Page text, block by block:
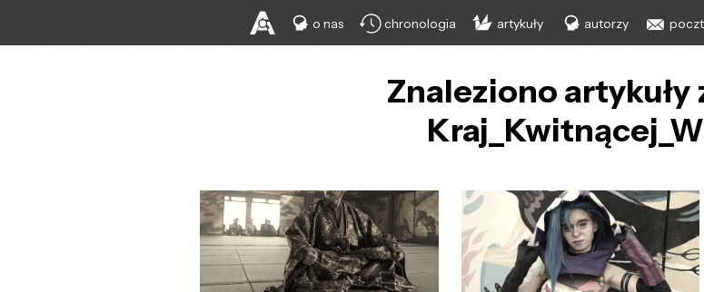
o nas chronologia artykuły autorzy
Znaleziono artykuły